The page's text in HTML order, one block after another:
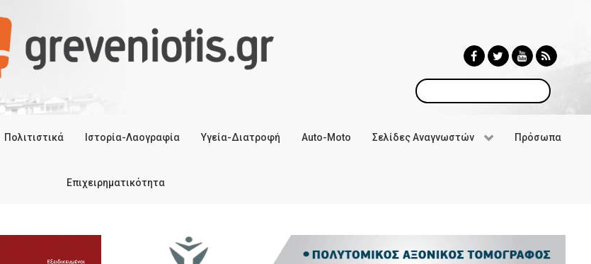
Αναζήτηση
Πολιτιστικά Ιστορία-Λαογραφία Υγεία-Διατροφή Auto-Moto Σελίδες Αναγνωστών Πρόσωπα
Επιχειρηματικότητα